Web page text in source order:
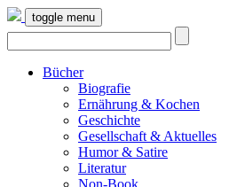
toggle menu
Bücher
Biografie
Ernährung & Kochen
Geschichte
Gesellschaft & Aktuelles
Humor & Satire
Literatur
Non-Book